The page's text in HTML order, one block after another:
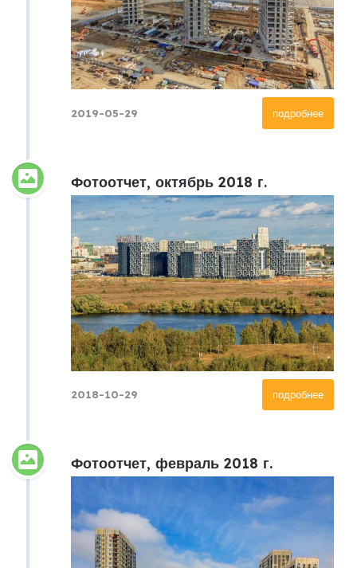
подробнее
2019-05-29
Фотоотчет, октябрь 2018 г.
подробнее
2018-10-29
Фотоотчет, февраль 2018 г.